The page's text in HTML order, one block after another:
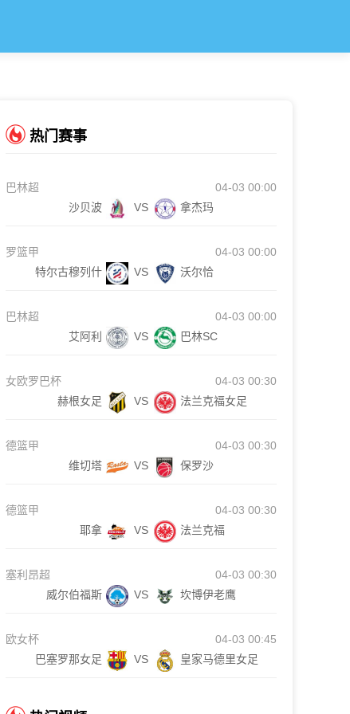
热门赛事
巴林超
04-03 00:00
沙贝波
VS 拿杰玛
罗篮甲
04-03 00:00
特尔古穆列什
VS 沃尔恰
巴林超
04-03 00:00
艾阿利
VS 巴林SC
女欧罗巴杯
04-03 00:30
赫根女足
VS 法兰克福女足
德篮甲
04-03 00:30
维切塔
VS 保罗沙
德篮甲
04-03 00:30
耶拿
VS 法兰克福
塞利昂超
04-03 00:30
威尔伯福斯
VS 坎博伊老鹰
欧女杯
04-03 00:45
巴塞罗那女足
VS 皇家马德里女足